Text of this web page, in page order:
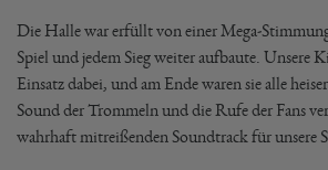
Die Halle war erfüllt von einer Mega-
Spiel und jedem Sieg weiter aufbaute. Unsere
Einsatz dabei, und am Ende waren sie alle
Sound der Trommeln und die Rufe der Fans
wahrhaft mitreißenden Soundtrack für unsere